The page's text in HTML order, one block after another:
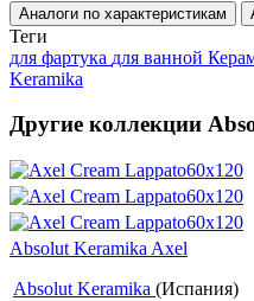
Аналоги по характеристикам
Теги
для фартука для ванной
Keramika
Другие коллекции
Absolut Keramika Axel
Absolut Keramika (Испания)